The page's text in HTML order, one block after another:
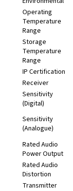
Operating
Temperature
Range
Storage
Temperature
Range
IP Certification
Receiver
Sensitivity
(Digital)
Sensitivity
(Analogue)
Rated Audio
Power Output
Rated Audio
Distortion
Transmitter